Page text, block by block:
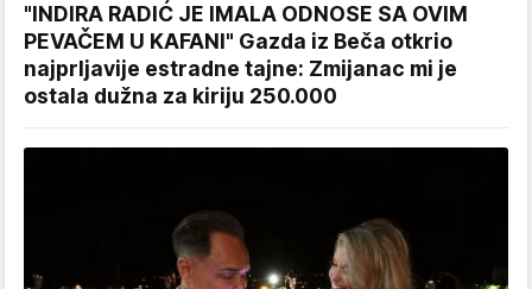
"INDIRA RADIĆ JE IMALA ODNOSE SA OVIM
PEVAČEM U KAFANI" Gazda iz Beča otkrio
najprljavije estradne tajne: Zmijanac mi je
ostala dužna za kiriju 250.000